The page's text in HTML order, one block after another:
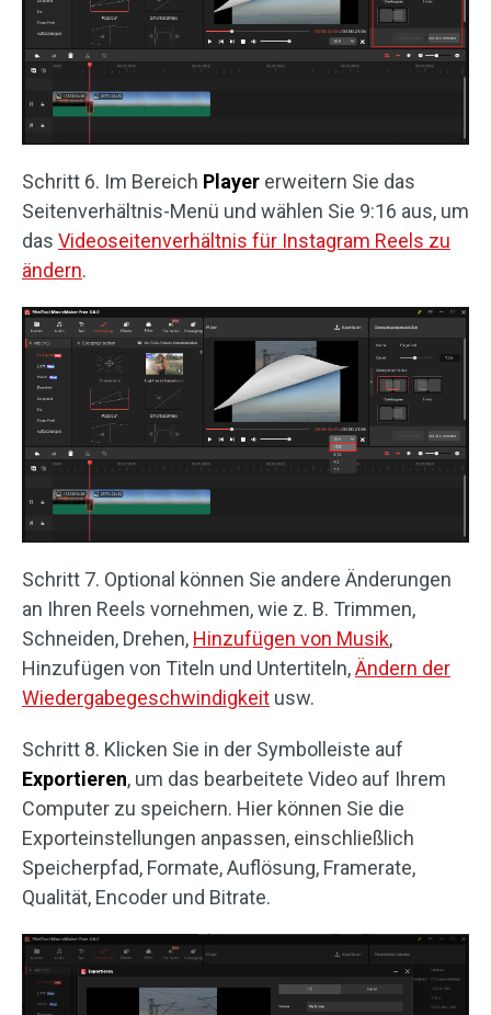
Schritt 6. Im Bereich Player erweitern Sie das
Seitenverhältnis-Menü und wählen Sie 9:16 aus, um
das Videoseitenverhältnis für Instagram Reels zu
ändern.
Schritt 7. Optional können Sie andere Änderungen
an Ihren Reels vornehmen, wie z. B. Trimmen,
Schneiden, Drehen, Hinzufügen von Musik,
Hinzufügen von Titeln und Untertiteln,Ändern der
Wiedergabegeschwindigkeit usw.
Schritt 8. Klicken Sie in der Symbolleiste auf
Exportieren, um das bearbeitete Video auf Ihrem
Computer zu speichern. Hier können Sie die
Exporteinstellungen anpassen, einschließlich
Speicherpfad, Formate, Auflösung, Framerate,
Qualität, Encoder und Bitrate.